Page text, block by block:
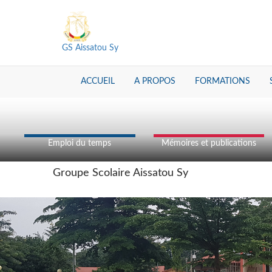
GS Aissatou Sy
ACCUEIL A PROPOS FORMATIONS
Emploi du temps Mémoires et publications
Groupe Scolaire Aissatou Sy